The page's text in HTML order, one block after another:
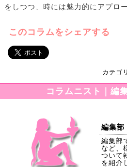
をしつつ、時には魅力的にアプロ
このコラムをシェアする
カテゴ
コラムニスト｜編
編集部
編集部
など、
ついて
を紹介